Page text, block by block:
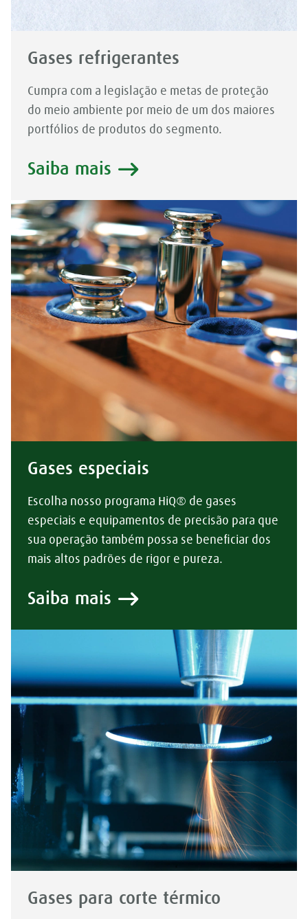
Gases refrigerantes
Cumpra com a legislação e metas de proteção
do meio ambiente por meio de um dos maiores
portfólios de produtos do segmento.
Saiba mais
Gases especiais
Escolha nosso programa HiQ® de gases
especiais e equipamentos de precisão para que
sua operação também possa se beneficiar dos
mais altos padrões de rigor e pureza.
Saiba mais
Gases para corte térmico